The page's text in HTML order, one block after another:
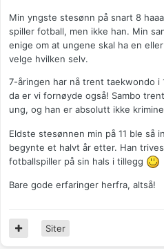
Min yngste stesønn på snart 8
spiller fotball, men ikke han. Min
enige om at ungene skal ha en
velge hvilken selv.
7-åringen har nå trent taekwondo i
da er vi fornøyde også! Sambo
ung, og han er absolutt ikke
Eldste stesønnen min på 11 ble så
begynte et halvt år etter. Han
fotballspiller på sin hals i tillegg
Bare gode erfaringer herfra, altså!
Siter